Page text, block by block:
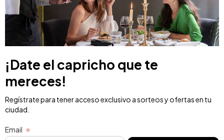
¡Date el capricho que te
mereces!
Regístrate para tener acceso exclusivo a sorteos y ofertas en tu
ciudad.
Email